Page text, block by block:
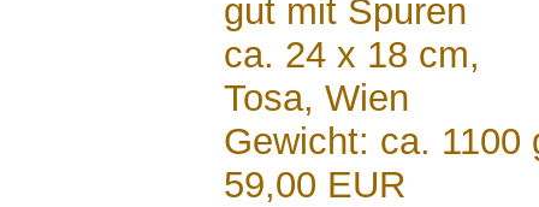
gut mit Spuren
ca. 24 x 18 cm,
Tosa, Wien
Gewicht: ca. 1100
59,00 EUR